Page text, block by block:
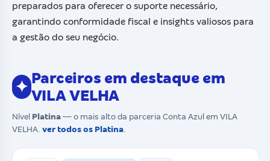
preparados para oferecer o suporte necessário,
garantindo conformidade fiscal e insights valiosos para
a gestão do seu negócio.
✦
Parceiros em destaque em
VILA VELHA
Nível Platina — o mais alto da parceria Conta Azul em VILA
VELHA. ver todos os Platina.